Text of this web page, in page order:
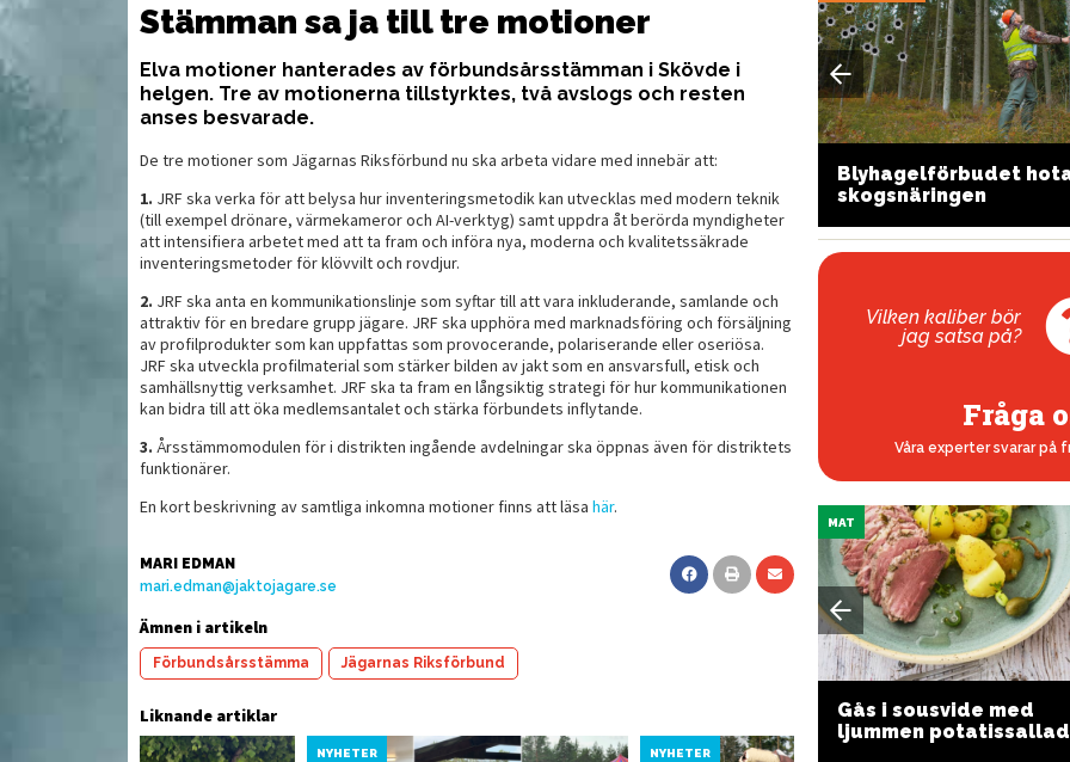
Stämman sa ja till tre motioner
Elva motioner hanterades av förbundsårsstämman i Skövde i
helgen. Tre av motionerna tillstyrktes, två avslogs och resten
anses besvarade.
De tre motioner som Jägarnas Riksförbund nu ska arbeta vidare med innebär att:
1. JRF ska verka för att belysa hur inventeringsmetodik kan utvecklas med modern teknik
(till exempel drönare, värmekameror och AI-verktyg) samt uppdra åt berörda myndigheter
att intensifiera arbetet med att ta fram och införa nya, moderna och kvalitetssäkrade
inventeringsmetoder för klövvilt och rovdjur.
2. JRF ska anta en kommunikationslinje som syftar till att vara inkluderande, samlande och
attraktiv för en bredare grupp jägare. JRF ska upphöra med marknadsföring och försäljning
av profilprodukter som kan uppfattas som provocerande, polariserande eller oseriösa.
JRF ska utveckla profilmaterial som stärker bilden av jakt som en ansvarsfull, etisk och
samhällsnyttig verksamhet. JRF ska ta fram en långsiktig strategi för hur kommunikationen
kan bidra till att öka medlemsantalet och stärka förbundets inflytande.
3. Årsstämmomodulen för i distrikten ingående avdelningar ska öppnas även för distriktets
funktionärer.
En kort beskrivning av samtliga inkomna motioner finns att läsa här.
MARI EDMAN
mari.edman@jaktojagare.se
Ämnen i artikeln
Förbundsårsstämma Jägarnas Riksförbund
Liknande artiklar
NYHETER NYHETER
Smidiga hörselskydd för
jägaren
Lupo – den italienska
vargen
Blyhagelförbudet
skogsnäringen
Vilken kaliber bör
jag satsa på?
Fråga
Våra experter svarar på
Vilda persiljejärpar
kantareller
MAT
Gås i sousvide med
ljummen potatissallad